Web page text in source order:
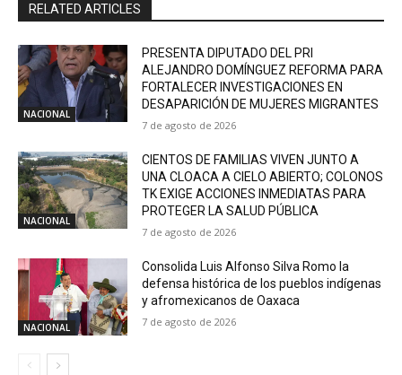
RELATED ARTICLES
NACIONAL
PRESENTA DIPUTADO DEL PRI
ALEJANDRO DOMÍNGUEZ REFORMA PARA
FORTALECER INVESTIGACIONES EN
DESAPARICIÓN DE MUJERES MIGRANTES
7 de agosto de 2026
NACIONAL
CIENTOS DE FAMILIAS VIVEN JUNTO A
UNA CLOACA A CIELO ABIERTO; COLONOS
TK EXIGE ACCIONES INMEDIATAS PARA
PROTEGER LA SALUD PÚBLICA
7 de agosto de 2026
NACIONAL
Consolida Luis Alfonso Silva Romo la
defensa histórica de los pueblos indígenas
y afromexicanos de Oaxaca
7 de agosto de 2026